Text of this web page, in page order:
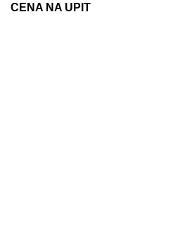
CENA NA UPIT